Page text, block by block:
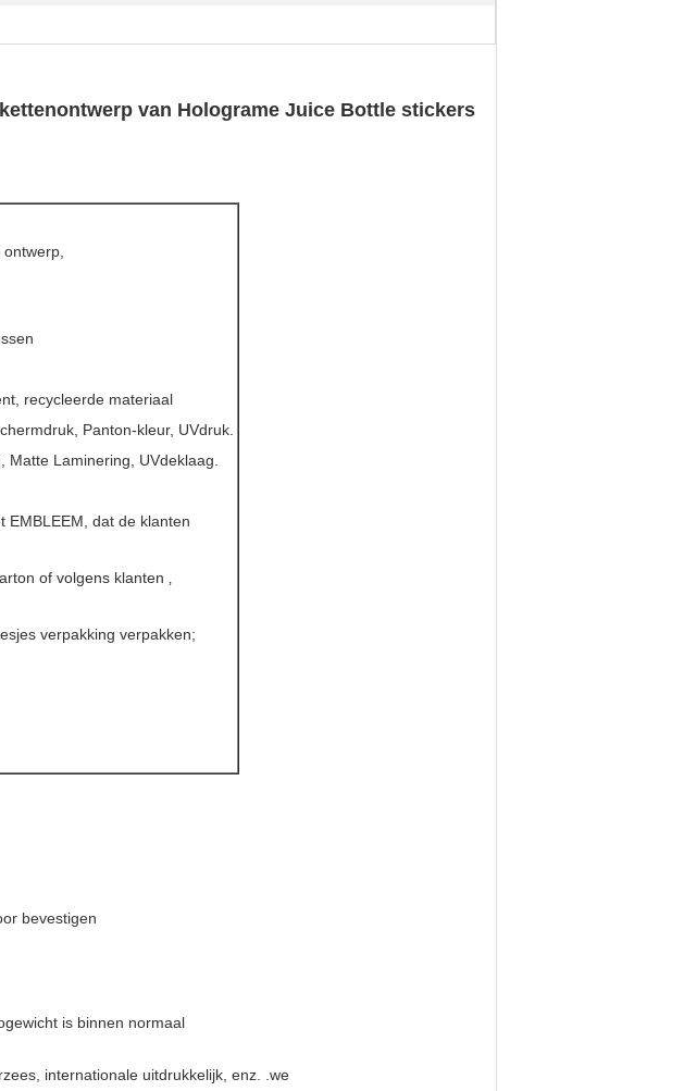
van Holograme Juice Bottle stickers
recycleerde materiaal
Panton-kleur, UVdruk.
Laminering, UVdeklaag.
EMBLEEM, dat de klanten
of volgens klanten ‚
verpakking verpakken;
bevestigen
is binnen normaal
internationale uitdrukkelijk, enz. .we